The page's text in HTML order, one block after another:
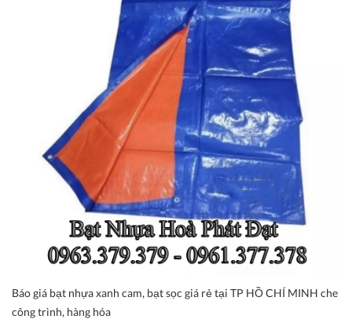
Báo giá bạt nhựa xanh cam, bạt sọc giá rẻ tại TP HỒ CHÍ MINH che
công trình, hàng hóa